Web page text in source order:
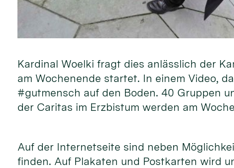
Kardinal Woelki fragt dies anlässlich der
am Wochenende startet. In einem Video,
#gutmensch auf den Boden. 40 Gruppen
der Caritas im Erzbistum werden am
Auf der Internetseite sind neben
finden. Auf Plakaten und Postkarten wird